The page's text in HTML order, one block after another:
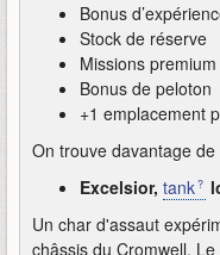
Bonus
Stock de réserve
Missions premium
Bonus de peloton
+1 emplacement
On trouve davantage
Excelsior, tank
Un char d'assaut
châssis du Cromwell.